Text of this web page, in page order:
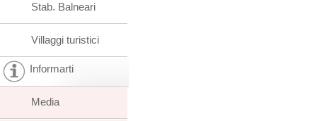
Stab. Balneari
Villaggi turistici
Informarti
Media